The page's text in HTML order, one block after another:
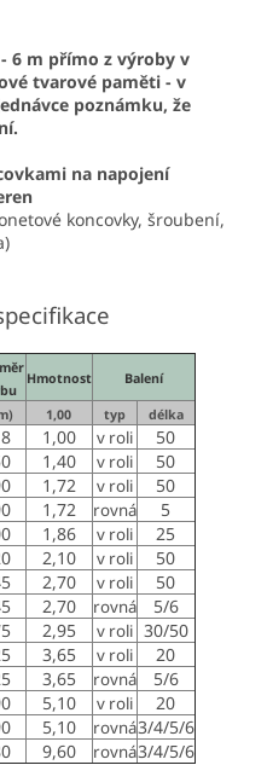
6 m přímo z výroby v
tvarové paměti - v
poznámku, že
na napojení
koncovky, šroubení,
Hmotnost Balení
1,00 typ délka
1,00 v roli
50
1,40 v roli
50
1,72 v roli
50
1,72 rovná
5
1,86 v roli
25
2,10 v roli
50
2,70 v roli
50
2,70 rovná
5/6
2,95 v roli 30/50
3,65 v roli
20
3,65 rovná
5/6
5,10 v roli
20
5,10 rovná3/4/5/6
9,60 rovná3/4/5/6